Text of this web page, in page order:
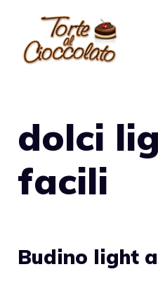
contenuto
dolci
facili
Budino light